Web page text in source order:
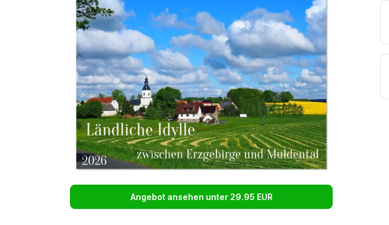
Angebot ansehen unter 29.95 EUR